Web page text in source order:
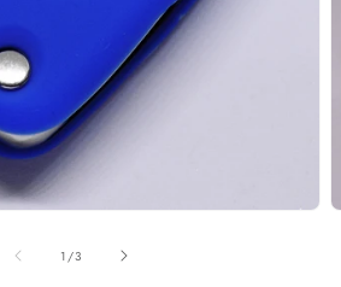
1 /von
3